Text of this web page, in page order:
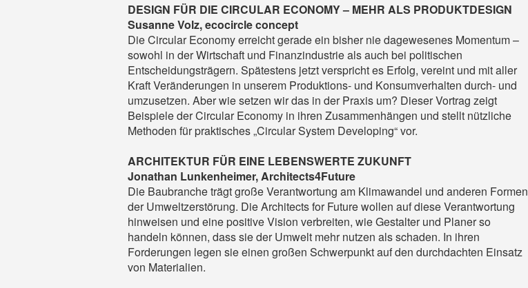
DESIGN FÜR DIE CIRCULAR ECONOMY – MEHR ALS PRODUKTDESIGN
Susanne Volz, ecocircle concept
Die Circular Economy erreicht gerade ein bisher nie dagewesenes Momentum –
sowohl in der Wirtschaft und Finanzindustrie als auch bei politischen
Entscheidungsträgern. Spätestens jetzt verspricht es Erfolg, vereint und mit aller
Kraft Veränderungen in unserem Produktions- und Konsumverhalten durch- und
umzusetzen. Aber wie setzen wir das in der Praxis um? Dieser Vortrag zeigt
Beispiele der Circular Economy in ihren Zusammenhängen und stellt nützliche
Methoden für praktisches „Circular System Developing“ vor.
ARCHITEKTUR FÜR EINE LEBENSWERTE ZUKUNFT
Jonathan Lunkenheimer, Architects4Future
Die Baubranche trägt große Verantwortung am Klimawandel und anderen Formen
der Umweltzerstörung. Die Architects for Future wollen auf diese Verantwortung
hinweisen und eine positive Vision verbreiten, wie Gestalter und Planer so
handeln können, dass sie der Umwelt mehr nutzen als schaden. In ihren
Forderungen legen sie einen großen Schwerpunkt auf den durchdachten Einsatz
von Materialien.